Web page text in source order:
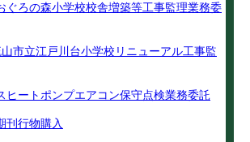
ぐろの森小学校校舎増築等工事監理業務委
市立江戸川台小学校リニューアル工事監
ヒートポンプエアコン保守点検業務委託
刊行物購入